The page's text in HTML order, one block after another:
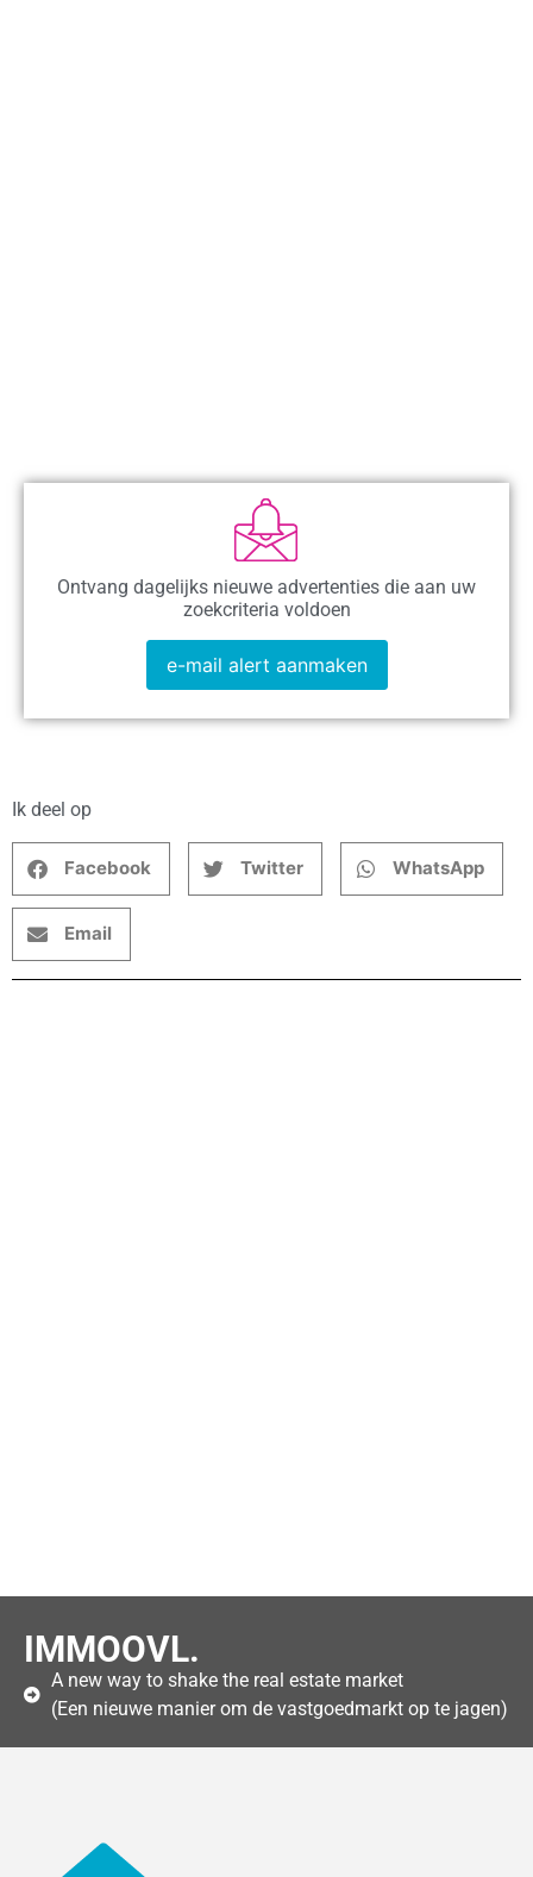
Ontvang dagelijks nieuwe advertenties die aan uw
zoekcriteria voldoen
e-mail alert aanmaken
Ik deel op
Facebook Twitter WhatsApp
Email
IMMOOVL.
A new way to shake the real estate market
(Een nieuwe manier om de vastgoedmarkt op te jagen)